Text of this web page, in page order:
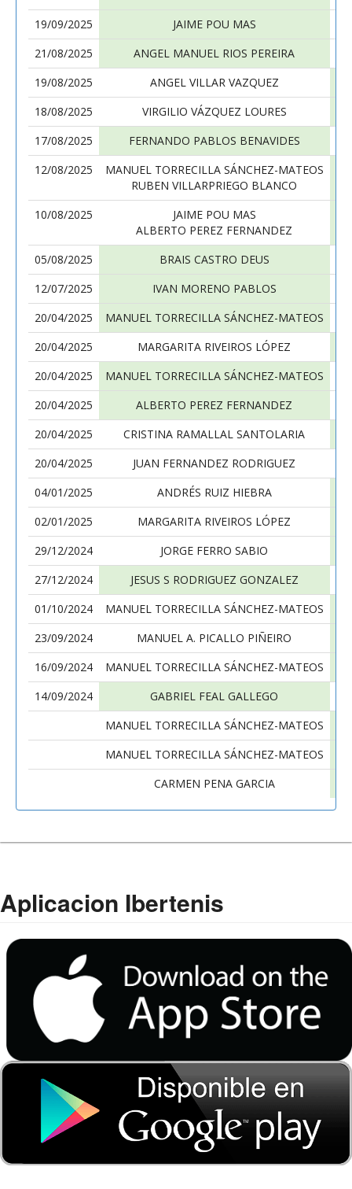
19/09/2025
JAIME POU MAS
21/08/2025
ANGEL MANUEL RIOS PEREIRA
19/08/2025
ANGEL VILLAR VAZQUEZ
18/08/2025
VIRGILIO VÁZQUEZ LOURES
17/08/2025
FERNANDO PABLOS BENAVIDES
12/08/2025
MANUEL TORRECILLA SÁNCHEZ-MATEOS
RUBEN VILLARPRIEGO BLANCO
10/08/2025
JAIME POU MAS
ALBERTO PEREZ FERNANDEZ
05/08/2025 BRAIS CASTRO DEUS
12/07/2025
IVAN MORENO PABLOS
20/04/2025
MANUEL TORRECILLA SÁNCHEZ-MATEOS
20/04/2025
MARGARITA RIVEIROS LÓPEZ
20/04/2025
MANUEL TORRECILLA SÁNCHEZ-MATEOS
20/04/2025
ALBERTO PEREZ FERNANDEZ
20/04/2025
CRISTINA RAMALLAL SANTOLARIA
20/04/2025
JUAN FERNANDEZ RODRIGUEZ
04/01/2025
ANDRÉS RUIZ HIEBRA
02/01/2025
MARGARITA RIVEIROS LÓPEZ
29/12/2024
JORGE FERRO SABIO
27/12/2024
JESUS S RODRIGUEZ GONZALEZ
01/10/2024
MANUEL TORRECILLA SÁNCHEZ-MATEOS
23/09/2024
MANUEL A. PICALLO PIÑEIRO
16/09/2024
MANUEL TORRECILLA SÁNCHEZ-MATEOS
14/09/2024
GABRIEL FEAL GALLEGO
MANUEL TORRECILLA SÁNCHEZ-MATEOS
MANUEL TORRECILLA SÁNCHEZ-MATEOS
CARMEN PENA GARCIA
Aplicacion Ibertenis